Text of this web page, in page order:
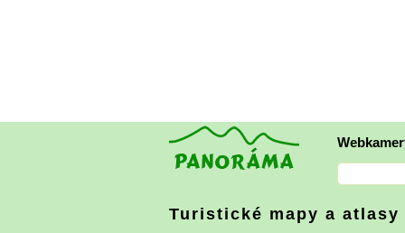
Turistické mapy a atlasy